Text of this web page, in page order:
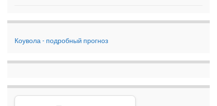
Коувола - подробный прогноз